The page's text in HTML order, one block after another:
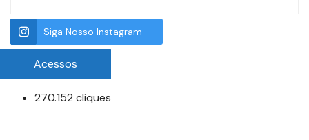
Siga Nosso Instagram
Acessos
270.152 cliques